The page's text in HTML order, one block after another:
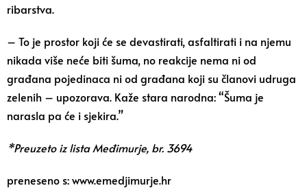
ribarstva.
– To je prostor koji će se devastirati, asfaltirati i na njemu
nikada više neće biti šuma, no reakcije nema ni od
građana pojedinaca ni od građana koji su članovi udruga
zelenih – upozorava. Kaže stara narodna: “Šuma je
narasla pa će i sjekira.”
*Preuzeto iz lista Međimurje, br. 3694
preneseno s: www.emedjimurje.hr